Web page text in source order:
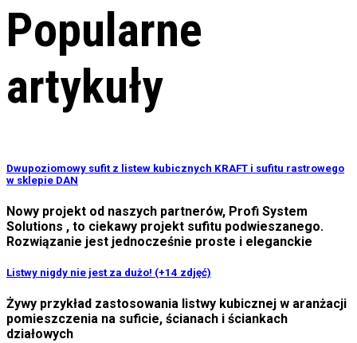
Popularne
artykuły
Dwupoziomowy sufit z listew kubicznych KRAFT i sufitu rastrowego
w sklepie DAN
Nowy projekt od naszych partnerów, Profi System
Solutions , to ciekawy projekt sufitu podwieszanego.
Rozwiązanie jest jednocześnie proste i eleganckie
Listwy nigdy nie jest za dużo! (+14 zdjęć)
Żywy przykład zastosowania listwy kubicznej w aranżacji
pomieszczenia na suficie, ścianach i ściankach
działowych